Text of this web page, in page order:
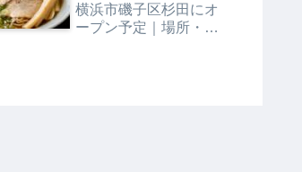
横浜市磯子区杉田にオ
ープン予定｜場所・メ